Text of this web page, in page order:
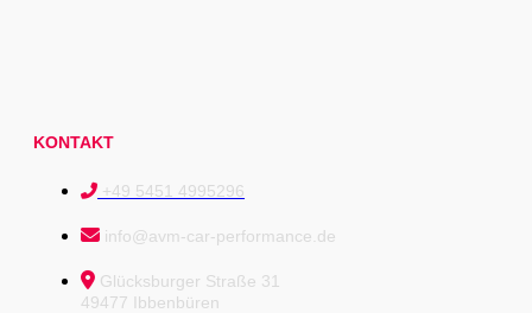
KONTAKT
+49 5451 4995296
info@avm-car-performance.de
Glücksburger Straße 31
49477 Ibbenbüren